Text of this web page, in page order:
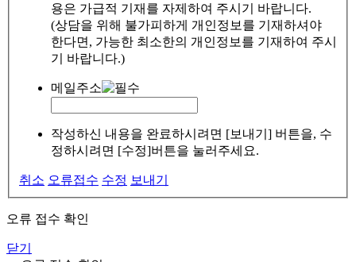
용은 가급적 기재를 자제하여 주시기 바랍니다.
(상담을 위해 불가피하게 개인정보를 기재하셔야
한다면, 가능한 최소한의 개인정보를 기재하여 주시
기 바랍니다.)
메일주소
작성하신 내용을 완료하시려면 [보내기] 버튼을, 수
정하시려면 [수정]버튼을 눌러주세요.
취소 오류접수 수정 보내기
오류 접수 확인
닫기